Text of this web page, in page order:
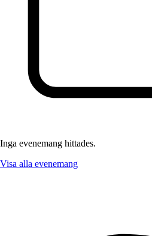
Inga evenemang hittades.
Visa alla evenemang